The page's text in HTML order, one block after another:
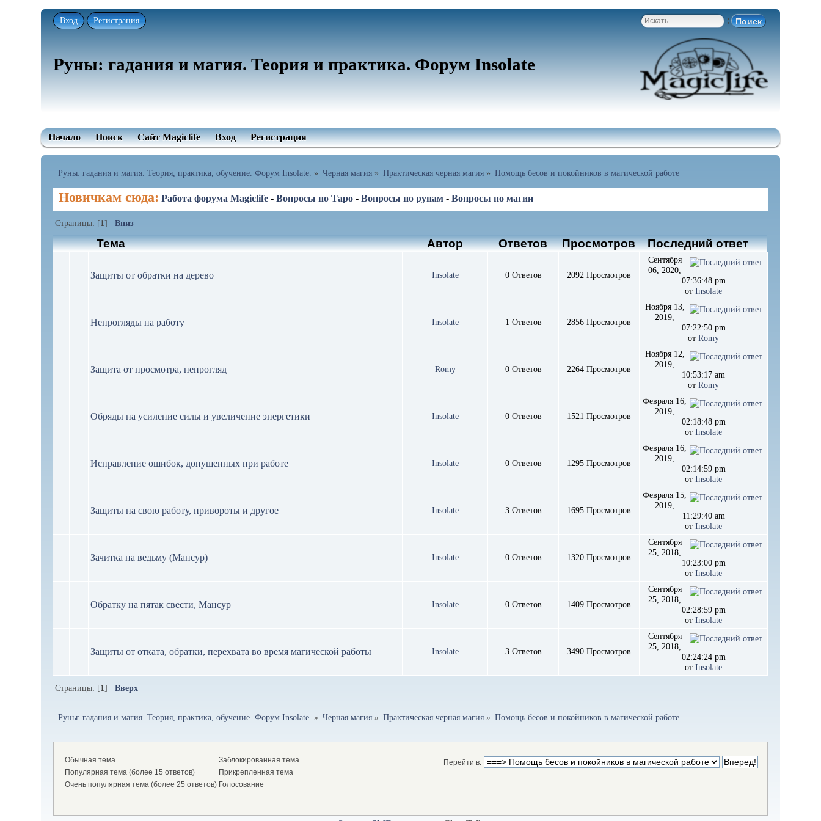
Вход Регистрация ;
Руны: гадания и магия. Теория и практика. Форум Insolate
Начало Поиск Сайт Magiclife Вход Регистрация
Руны: гадания и магия. Теория, практика, обучение. Форум Insolate. » Черная магия » Практическая черная магия» Помощь бесов и покойников в магической работе
Новичкам сюда: Работа форума Magiclife -Вопросы по Таро -Вопросы по рунам -Вопросы по магии
Страницы: [1]Вниз
Тема Автор Ответов Просмотров Последний ответ
Защиты от обратки на дерево Insolate 0 Ответов 2092 Просмотров
Сентября
06, 2020,
07:36:48 pm
отInsolate
Непрогляды на работу Insolate 1 Ответов 2856 Просмотров
Ноября 13,
2019,
07:22:50 pm
отRomy
Защита от просмотра, непрогляд Romy 0 Ответов 2264 Просмотров
Ноября 12,
2019,
10:53:17 am
отRomy
Обряды на усиление силы и увеличение энергетики Insolate 0 Ответов 1521 Просмотров
Февраля 16,
2019,
02:18:48 pm
отInsolate
Исправление ошибок, допущенных при работе Insolate 0 Ответов 1295 Просмотров
Февраля 16,
2019,
02:14:59 pm
отInsolate
Защиты на свою работу, привороты и другое Insolate 3 Ответов 1695 Просмотров
Февраля 15,
2019,
11:29:40 am
отInsolate
Зачитка на ведьму (Мансур) Insolate 0 Ответов 1320 Просмотров
Сентября
25, 2018,
10:23:00 pm
отInsolate
Обратку на пятак свести, Мансур Insolate 0 Ответов 1409 Просмотров
Сентября
25, 2018,
02:28:59 pm
отInsolate
Защиты от отката, обратки, перехвата во время магической работы Insolate 3 Ответов 3490 Просмотров
Сентября
25, 2018,
02:24:24 pm
отInsolate
Страницы: [1]Вверх
Руны: гадания и магия. Теория, практика, обучение. Форум Insolate. » Черная магия » Практическая черная магия» Помощь бесов и покойников в магической работе
Перейти в:
Обычная тема
Популярная тема (более 15 ответов)
Очень популярная тема (более 25 ответов)
Заблокированная тема
Прикрепленная тема
Голосование